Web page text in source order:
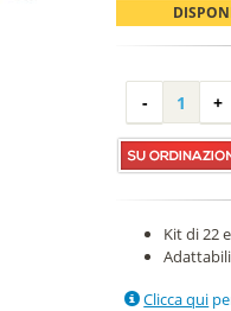
Kit di 22
Clicca qui